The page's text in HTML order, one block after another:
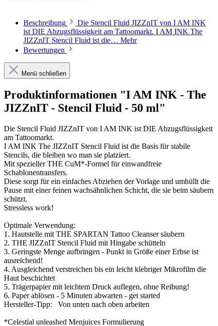
Beschreibung
Die Stencil Fluid JIZZnIT von I AM INK
ist DIE Abzugsflüssigkeit am Tattoomarkt. I AM INK The
JIZZnIT Stencil Fluid ist die… Mehr
Bewertungen
Menü schließen
Produktinformationen "I AM INK - The
JIZZnIT - Stencil Fluid - 50 ml"
Die Stencil Fluid JIZZnIT von I AM INK ist DIE Abzugsflüssigkeit
am Tattoomarkt.
I AM INK The JIZZnIT Stencil Fluid ist die Basis für stabile
Stencils, die bleiben wo man sie platziert.
Mit spezieller THE CuM*-Formel für einwandfreie
Schablonentransfers.
Diese sorgt für ein einfaches Abziehen der Vorlage und umhüllt die
Pause mit einer feinen wachsähnlichen Schicht, die sie beim säubern
schützt.
Stressless work!
Optimale Verwendung:
1. Hautstelle mit THE SPARTAN Tattoo Cleanser säubern
2. THE JIZZnIT Stencil Fluid mit Hingabe schütteln
3. Geringste Menge aufbringen - Punkt in Größe einer Erbse ist
ausreichend!
4. Ausgleichend verstreichen bis ein leicht klebriger Mikrofilm die
Haut beschichtet
5. Trägerpapier mit leichtem Druck auflegen, ohne Reibung!
6. Paper ablösen - 5 Minuten abwarten - get started
Hersteller-Tipp: Von unten nach oben arbeiten
*Celestial unleashed Menjuices Formulierung